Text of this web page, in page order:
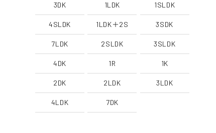
3DK 1LDK 1SLDK
4SLDK 1LDK＋2S 3SDK
7LDK 2SLDK 3SLDK
4DK 1R 1K
2DK 2LDK 3LDK
4LDK 7DK